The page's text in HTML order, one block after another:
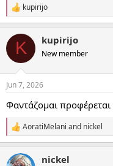
R
e
c
i
s
kupirijo
K kupirijo
New member
Jun 7, 2026
Φαντάζομαι προφέρεται
R
e
c
AoratiMelani and nickel
nickel